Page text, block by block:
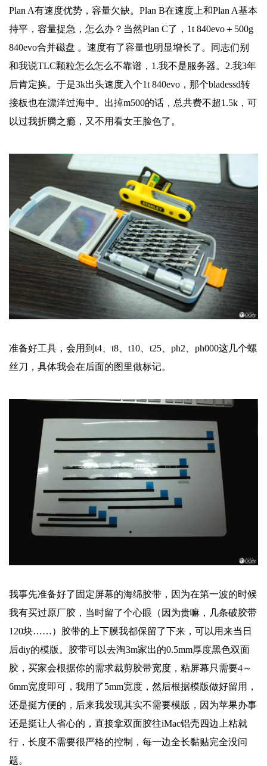
Plan A有速度优势，容量欠缺。Plan B在速度上和Plan A基本
持平，容量捉急，怎么办？当然Plan C了，1t 840evo＋500g
840evo合并磁盘 。速度有了容量也明显增长了。同志们别
和我说TLC颗粒怎么怎么不靠谱，1.我不是服务器。2.我3年
后肯定换。于是3k出头速度入个1t 840evo，那个bladessd转
接板也在漂洋过海中。出掉m500的话，总共费不超1.5k，可
以过我折腾之瘾，又不用看女王脸色了。
准备好工具，会用到t4、t8、t10、t25、ph2、ph000这几个螺
丝刀，具体我会在后面的图里做标记。
我事先准备好了固定屏幕的海绵胶带，因为在第一波的时候
我有买过原厂胶，当时留了个心眼（因为贵嘛，几条破胶带
120块……）胶带的上下膜我都保留了下来，可以用来当日
后diy的模版。胶带可以去淘3m家出的0.5mm厚度黑色双面
胶，买家会根据你的需求裁剪胶带宽度，粘屏幕只需要4～
6mm宽度即可，我用了5mm宽度，然后根据模版做好留用，
还是挺方便的，后来我发现其实不需要模版，因为苹果办事
还是挺让人省心的，直接拿双面胶往iMac铝壳四边上粘就
行，长度不需要很严格的控制，每一边全长黏贴完全没问
题。